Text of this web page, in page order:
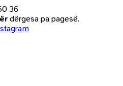
36
dërgesa pa pagesë.